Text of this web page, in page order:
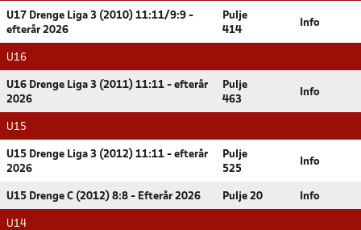
U17 Drenge Liga 3 (2010) 11:11/9:9 -
efterår 2026
Pulje
414
Info
U16
U16 Drenge Liga 3 (2011) 11:11 - efterår
2026
Pulje
463
Info
U15
U15 Drenge Liga 3 (2012) 11:11 - efterår
2026
Pulje
525
Info
U15 Drenge C (2012) 8:8 - Efterår 2026 Pulje 20 Info
U14